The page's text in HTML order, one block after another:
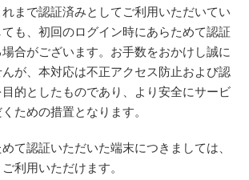
まで認証済みとしてご利用いただいてい
も、初回のログイン時にあらためて認証
合がございます。お手数をおかけし誠に
が、本対応は不正アクセス防止および認
的としたものであり、より安全にサービ
ための措置となります。
て認証いただいた端末につきましては、
利用いただけます。